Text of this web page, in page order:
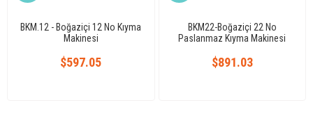
BKM.12 - Boğaziçi 12 No Kıyma
Makinesi
$597.05
BKM22-Boğaziçi 22 No
Paslanmaz Kıyma Makinesi
$891.03